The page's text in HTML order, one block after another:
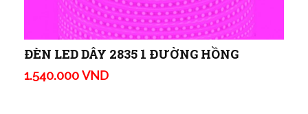
ĐÈN LED DÂY 2835 1 ĐƯỜNG HỒNG
1.540.000 VND